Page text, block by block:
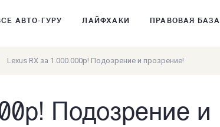
АВТО-ГУРУ ЛАЙФХАКИ ПРАВОВАЯ БАЗА
Lexus RX за 1.000.000р! Подозрение и прозрение!
Подозрение и